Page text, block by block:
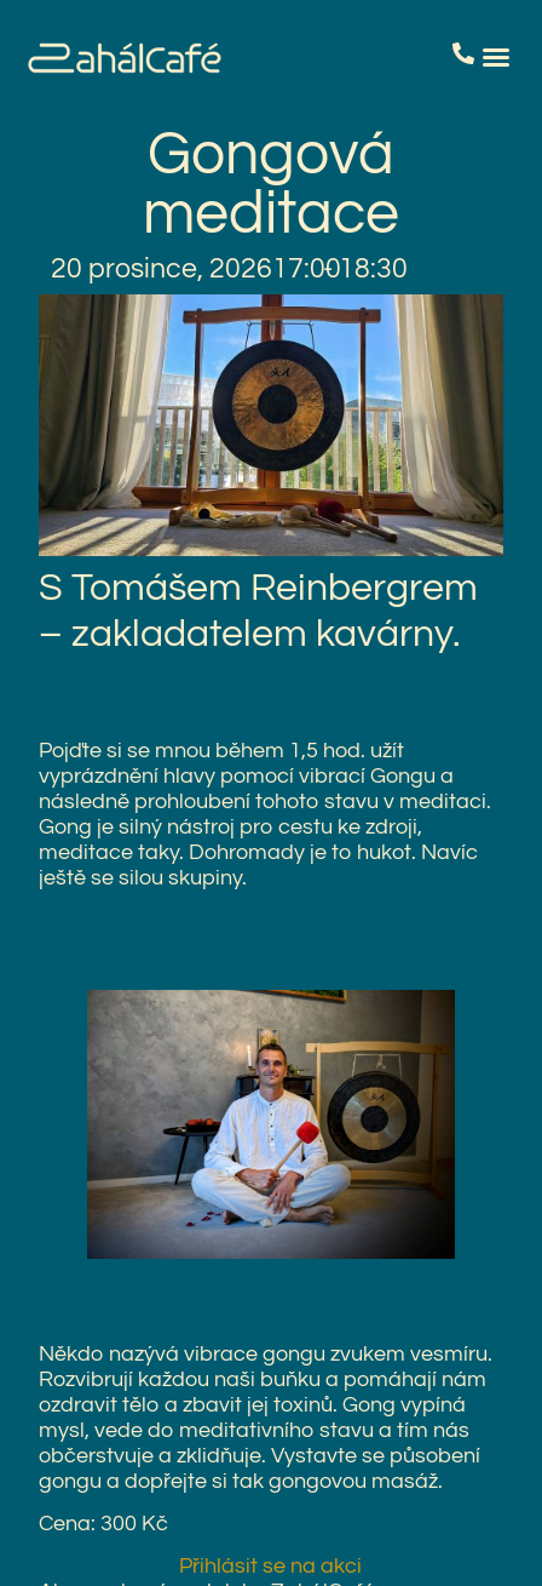
Gongová
meditace
20 prosince, 202617:00- 18:30
S Tomášem Reinbergrem
– zakladatelem kavárny.
Pojďte si se mnou během 1,5 hod. užít
vyprázdnění hlavy pomocí vibrací Gongu a
následně prohloubení tohoto stavu v meditaci.
Gong je silný nástroj pro cestu ke zdroji,
meditace taky. Dohromady je to hukot. Navíc
ještě se silou skupiny.
Někdo nazývá vibrace gongu zvukem vesmíru.
Rozvibrují každou naši buňku a pomáhají nám
ozdravit tělo a zbavit jej toxinů. Gong vypíná
mysl, vede do meditativního stavu a tím nás
občerstvuje a zklidňuje. Vystavte se působení
gongu a dopřejte si tak gongovou masáž.
Cena: 300 Kč
Přihlásit se na akci